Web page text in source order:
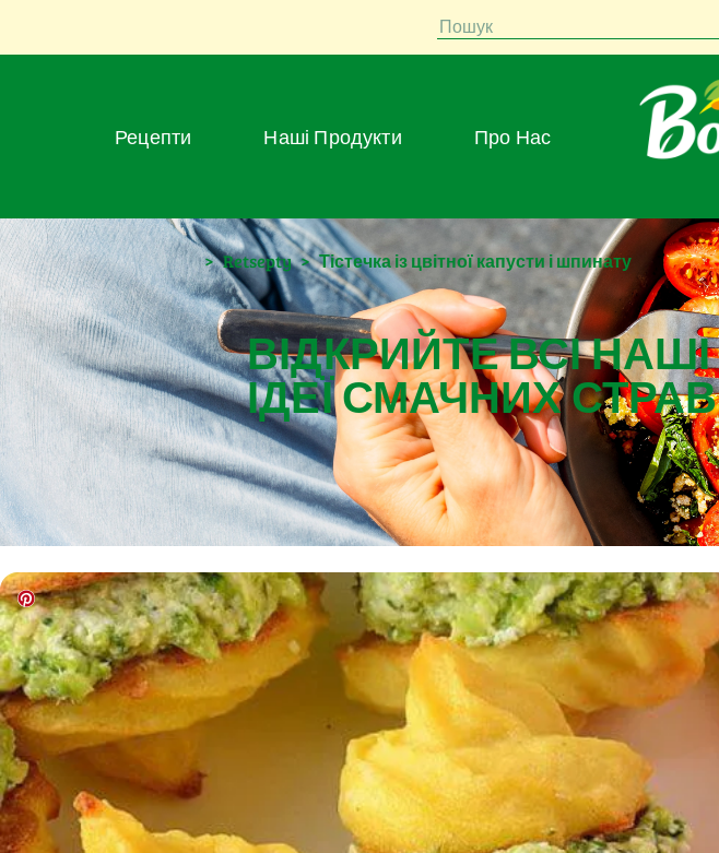
Пошук
Рецепти Наші Продукти Про Нас
> Retsepty > Тістечка із цвітної капусти і шпинату
ВІДКРИЙТЕ ВСІ НАШІ
ІДЕЇ СМАЧНИХ СТРАВ